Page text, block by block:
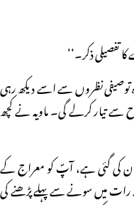
ذکر۔‘‘
توصیفی نظروں سے اسے دیکھ رہی
سے تیار کرلے گی۔ ماویہ نے کچھ
کی گئی ہے، آپؐ کو معراج کے
رات میں سونے سے پہلے پڑھنے کی